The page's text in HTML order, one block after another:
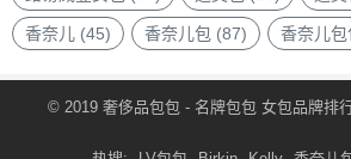
香奈儿 (45) 香奈儿包 (87) 香奈儿包
© 2019 奢侈品包包 - 名牌包包 女包品牌排